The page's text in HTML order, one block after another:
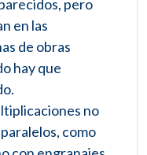
pero
en las
de obras
hay que
no
como